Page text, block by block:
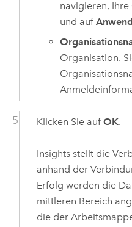
navigieren, Ihre
und auf
Organisation.
Klicken Sie auf OK.
Insightsstellt die
anhand der
Erfolg werden die
mittleren Bereich
die der